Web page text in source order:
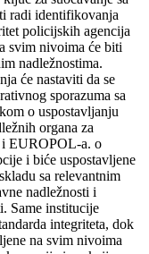
radi identifikovanja
policijskih agencija
svim nivoima će biti
nadležnostima.
će nastaviti da se
sporazuma sa
o uspostavljanju
organa za
i EUROPOL-a. o
i biće uspostavljene
sa relevantnim
nadležnosti i
Same institucije
integriteta, dok
na svim nivoima